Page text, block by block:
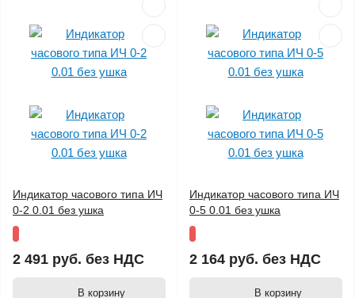
Индикатор часового типа ИЧ
0-2 0.01 без ушка
2 491 руб. без НДС
В корзину
Индикатор часового типа ИЧ
0-5 0.01 без ушка
2 164 руб. без НДС
В корзину